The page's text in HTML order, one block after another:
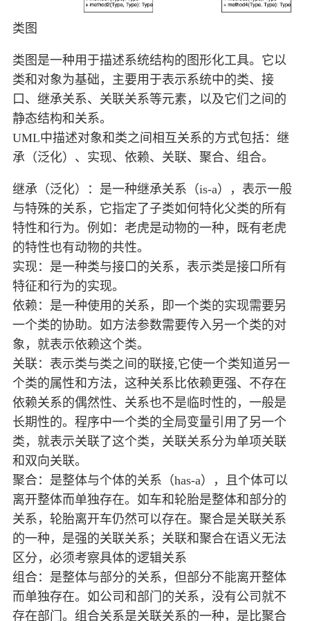
类图
类图是一种用于描述系统结构的图形化工具。它以
类和对象为基础，主要用于表示系统中的类、接
口、继承关系、关联关系等元素，以及它们之间的
静态结构和关系。
UML中描述对象和类之间相互关系的方式包括：继
承（泛化）、实现、依赖、关联、聚合、组合。
继承（泛化）：是一种继承关系（is-a），表示一般
与特殊的关系，它指定了子类如何特化父类的所有
特性和行为。例如：老虎是动物的一种，既有老虎
的特性也有动物的共性。
实现：是一种类与接口的关系，表示类是接口所有
特征和行为的实现。
依赖：是一种使用的关系，即一个类的实现需要另
一个类的协助。如方法参数需要传入另一个类的对
象，就表示依赖这个类。
关联：表示类与类之间的联接,它使一个类知道另一
个类的属性和方法，这种关系比依赖更强、不存在
依赖关系的偶然性、关系也不是临时性的，一般是
长期性的。程序中一个类的全局变量引用了另一个
类，就表示关联了这个类，关联关系分为单项关联
和双向关联。
聚合：是整体与个体的关系（has-a），且个体可以
离开整体而单独存在。如车和轮胎是整体和部分的
关系，轮胎离开车仍然可以存在。聚合是关联关系
的一种，是强的关联关系；关联和聚合在语义无法
区分，必须考察具体的逻辑关系
组合：是整体与部分的关系，但部分不能离开整体
而单独存在。如公司和部门的关系，没有公司就不
存在部门。组合关系是关联关系的一种，是比聚合